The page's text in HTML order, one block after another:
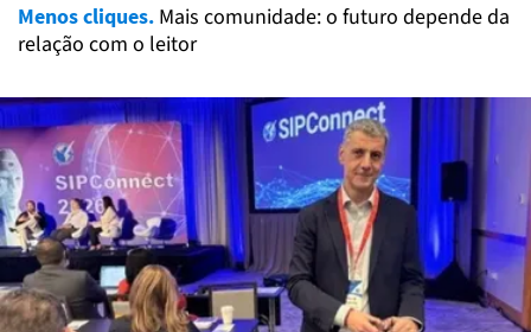
Menos cliques. Mais comunidade: o futuro depende da
relação com o leitor